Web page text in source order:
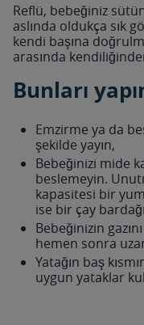
Reflü, bebeğiniz
aslında oldukça sık
kendi başına
arasında
Bunları
Emzirme ya da
şekilde yayın,
Bebeğinizi mide
beslemeyin.
kapasitesi bir
ise bir çay
Bebeğinizin
hemen sonra
Yatağın baş
uygun yataklar